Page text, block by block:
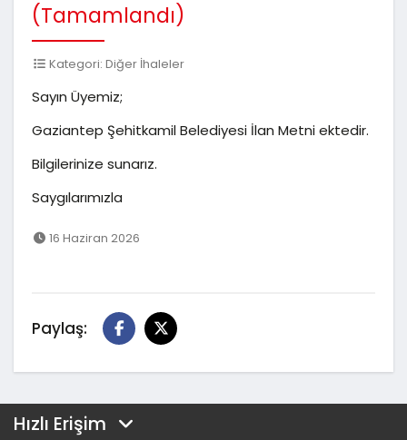
(Tamamlandı)
Kategori: Diğer İhaleler
Sayın Üyemiz;
Gaziantep Şehitkamil Belediyesi İlan Metni ektedir.
Bilgilerinize sunarız.
Saygılarımızla
16 Haziran 2026
Paylaş:
Hızlı Erişim